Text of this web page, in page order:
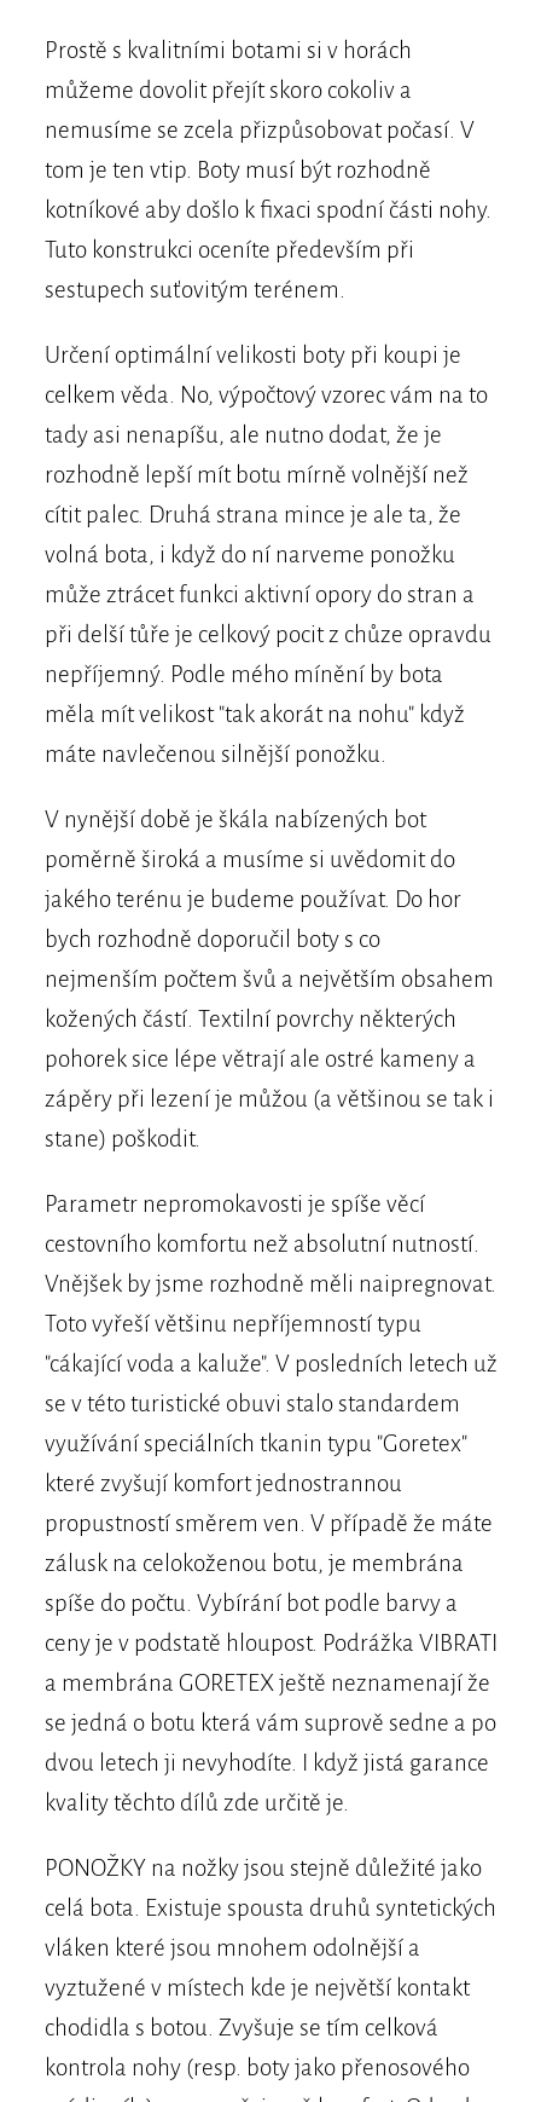
Prostě s kvalitními botami si v horách
můžeme dovolit přejít skoro cokoliv a
nemusíme se zcela přizpůsobovat počasí. V
tom je ten vtip. Boty musí být rozhodně
kotníkové aby došlo k fixaci spodní části nohy.
Tuto konstrukci oceníte především při
sestupech suťovitým terénem.
Určení optimální velikosti boty při koupi je
celkem věda. No, výpočtový vzorec vám na to
tady asi nenapíšu, ale nutno dodat, že je
rozhodně lepší mít botu mírně volnější než
cítit palec. Druhá strana mince je ale ta, že
volná bota, i když do ní narveme ponožku
může ztrácet funkci aktivní opory do stran a
při delší tůře je celkový pocit z chůze opravdu
nepříjemný. Podle mého mínění by bota
měla mít velikost "tak akorát na nohu" když
máte navlečenou silnější ponožku.
V nynější době je škála nabízených bot
poměrně široká a musíme si uvědomit do
jakého terénu je budeme používat. Do hor
bych rozhodně doporučil boty s co
nejmenším počtem švů a největším obsahem
kožených částí. Textilní povrchy některých
pohorek sice lépe větrají ale ostré kameny a
zápěry při lezení je můžou (a většinou se tak i
stane) poškodit.
Parametr nepromokavosti je spíše věcí
cestovního komfortu než absolutní nutností.
Vnějšek by jsme rozhodně měli naipregnovat.
Toto vyřeší většinu nepříjemností typu
"cákající voda a kaluže". V posledních letech už
se v této turistické obuvi stalo standardem
využívání speciálních tkanin typu "Goretex"
které zvyšují komfort jednostrannou
propustností směrem ven. V případě že máte
zálusk na celokoženou botu, je membrána
spíše do počtu. Vybírání bot podle barvy a
ceny je v podstatě hloupost. Podrážka VIBRATI
a membrána GORETEX ještě neznamenají že
se jedná o botu která vám suprově sedne a po
dvou letech ji nevyhodíte. I když jistá garance
kvality těchto dílů zde určitě je.
PONOŽKY na nožky jsou stejně důležité jako
celá bota. Existuje spousta druhů syntetických
vláken které jsou mnohem odolnější a
vyztužené v místech kde je největší kontakt
chodidla s botou. Zvyšuje se tím celková
kontrola nohy (resp. boty jako přenosového